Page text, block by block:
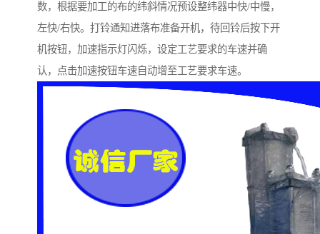
数，根据要加工的布的纬斜情况预设整纬器中快/中慢，
左快/右快。打铃通知进落布准备开机，待回铃后按下开
机按钮，加速指示灯闪烁，设定工艺要求的车速并确
认，点击加速按钮车速自动增至工艺要求车速。